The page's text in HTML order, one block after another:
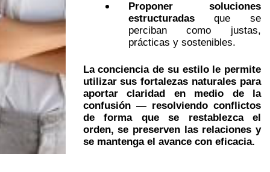
Proponer soluciones
estructuradasque se
perciban como justas,
prácticas y sostenibles.
La conciencia de su estilo le permite
utilizar sus fortalezas naturales para
aportar claridad en medio de la
confusión — resolviendo conflictos
de forma que se restablezca el
orden, se preserven las relaciones y
se mantenga el avance con eficacia.